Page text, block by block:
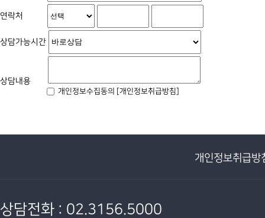
연락처
상담가능시간
상담내용
개인정보수집동의 [개인정보취급방침]
개인정보취급방
상담전화 : 02.3156.5000